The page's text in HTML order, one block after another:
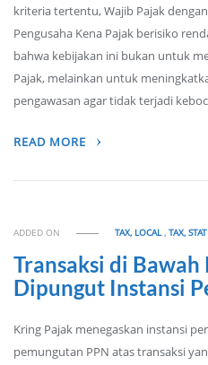
kriteria tertentu, Wajib Pajak
Pengusaha Kena Pajak berisiko
bahwa kebijakan ini bukan untuk
Pajak, melainkan untuk
pengawasan agar tidak terjadi
READ MORE
ADDED ON TAX, LOCAL,TAX,
Transaksi di Bawah
Dipungut Instansi
Kring Pajak menegaskan instansi
pemungutan PPN atas transaksi